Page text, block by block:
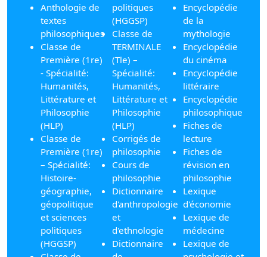
Anthologie de
textes
philosophiques
Classe de
Première (1re)
- Spécialité:
Humanités,
Littérature et
Philosophie
(HLP)
Classe de
Première (1re)
– Spécialité:
Histoire-
géographie,
géopolitique
et sciences
politiques
(HGGSP)
politiques
(HGGSP)
Classe de
TERMINALE
(Tle) –
Spécialité:
Humanités,
Littérature et
Philosophie
(HLP)
Corrigés de
philosophie
Cours de
philosophie
Dictionnaire
d'anthropologie
et
d'ethnologie
Dictionnaire
Encyclopédie
de la
mythologie
Encyclopédie
du cinéma
Encyclopédie
littéraire
Encyclopédie
philosophique
Fiches de
lecture
Fiches de
révision en
philosophie
Lexique
d'économie
Lexique de
médecine
Lexique de